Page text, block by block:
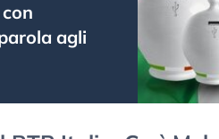
agli